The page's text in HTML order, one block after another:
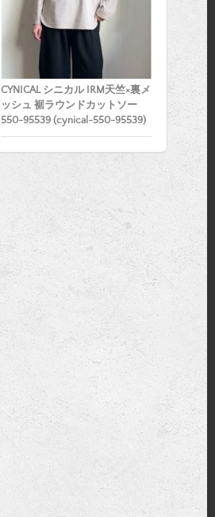
CYNICAL シニカル IRM天竺×裏メ
ッシュ 裾ラウンドカットソー
550-95539 (cynical-550-95539)